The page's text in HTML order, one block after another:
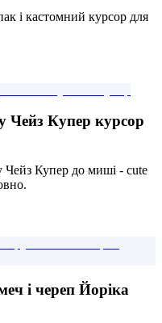
і кастомний курсор для
Чейз Купер курсор
Чейз Купер до миші - cute
і череп Йоріка